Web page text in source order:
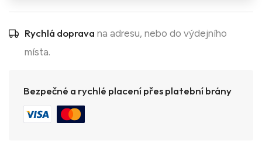
Rychlá doprava na adresu, nebo do výdejního
místa.
Bezpečné a rychlé placení přes platební brány